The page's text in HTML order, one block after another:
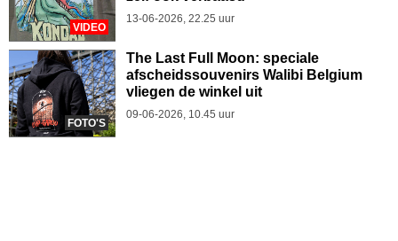
VIDEO
13-06-2026, 22.25 uur
FOTO'S
The Last Full Moon: speciale
afscheidssouvenirs Walibi Belgium
vliegen de winkel uit
09-06-2026, 10.45 uur